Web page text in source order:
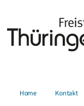
Home Kontakt